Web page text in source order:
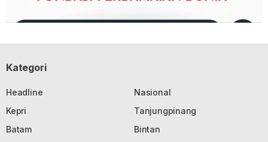
Kategori
Headline
Nasional
Kepri
Tanjungpinang
Batam
Bintan